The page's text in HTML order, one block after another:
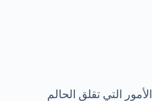
التي تقلق الحالم